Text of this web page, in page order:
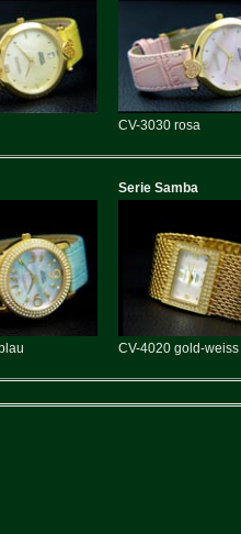
CV-3030 rosa
Serie Samba
CV-4020 gold-weiss